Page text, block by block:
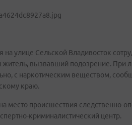
на улице Сельской Владивосток
житель, вызвавший подозрение. При
с наркотическим веществом,
краю.
место происшествия следственно-
криминалистический центр.